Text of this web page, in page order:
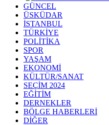
GÜNCEL
ÜSKÜDAR
İSTANBUL
TÜRKİYE
POLİTİKA
SPOR
YAŞAM
EKONOMİ
KÜLTÜR/SANAT
SEÇİM 2024
EĞİTİM
DERNEKLER
BÖLGE HABERLERİ
DİĞER